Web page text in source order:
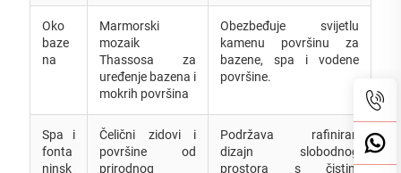
Oko
baze
na
Marmorski
mozaik
Thassosa za
uređenje bazena i
mokrih površina
Obezbeđuje svijetlu
kamenu površinu za
bazene, spa i vodene
površine.
Spa i
fonta
ninsk
Čelični zidovi i
površine od
prirodnog
Podržava rafiniran
dizajn slobodnog
prostora s čistim